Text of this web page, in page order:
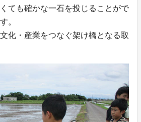
ても確かな一石を投じることがで
。
化・産業をつなぐ架け橋となる取